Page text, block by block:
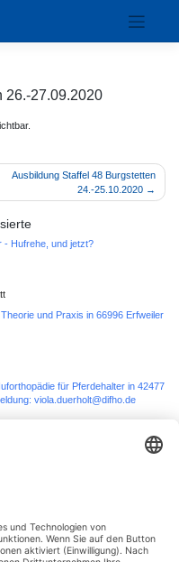
26.-27.09.2020
Ausbildung Staffel 48 Burgstetten
24.-25.10.2020
- Hufrehe, und jetzt?
und Praxis in 66996 Erfweiler
für Pferdehalter in 42477
viola.duerholt@difho.de
Burgstetten (von
Velten - mit Michelle